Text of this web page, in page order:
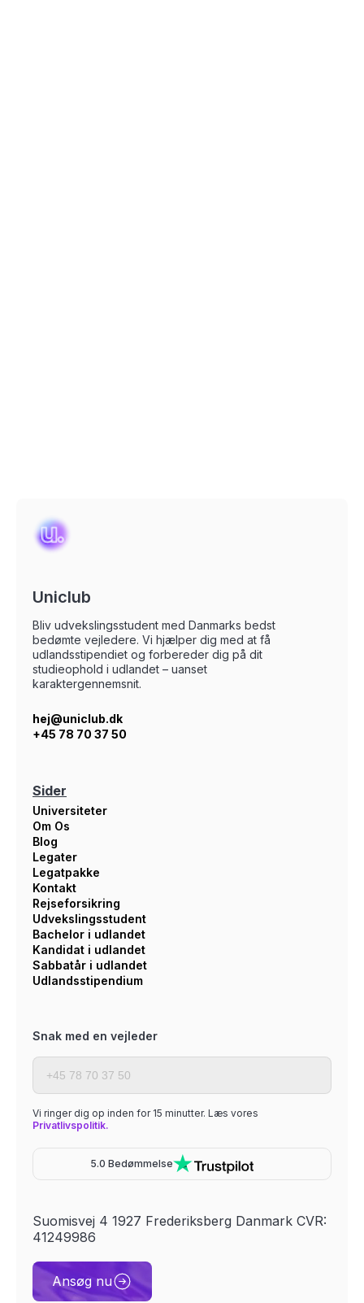
Uniclub
Bliv udvekslingsstudent med Danmarks bedst
bedømte vejledere. Vi hjælper dig med at få
udlandsstipendiet og forbereder dig på dit
studieophold i udlandet – uanset
karaktergennemsnit.
hej@uniclub.dk
+45 78 70 37 50
Sider
Universiteter
Om Os
Blog
Legater
Legatpakke
Kontakt
Rejseforsikring
Udvekslingsstudent
Bachelor i udlandet
Kandidat i udlandet
Sabbatår i udlandet
Udlandsstipendium
Snak med en vejleder
Vi ringer dig op inden for 15 minutter. Læs vores
Privatlivspolitik.
5.0 Bedømmelse
Suomisvej 4 1927 Frederiksberg Danmark CVR:
41249986
Ansøg nu